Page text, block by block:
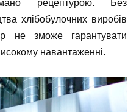
рецептурою. Без
хлібобулочних виробів
не зможе гарантувати
навантаженні.